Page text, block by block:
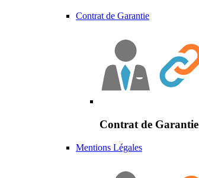
Contrat de Garantie
Contrat de Garantie
Mentions Légales